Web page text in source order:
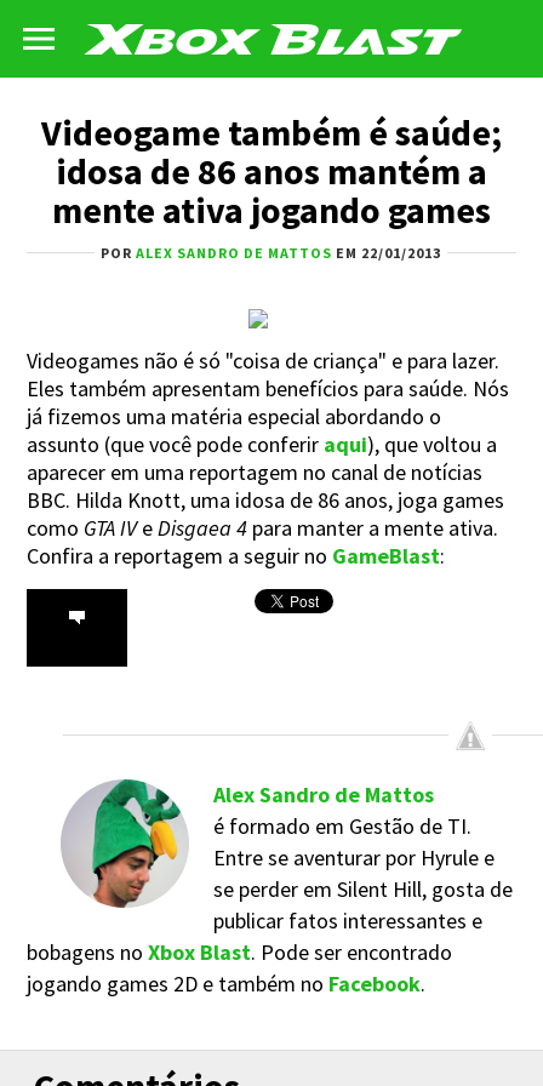
Videogame também é saúde;
idosa de 86 anos mantém a
mente ativa jogando games
PORALEX SANDRO DE MATTOS EM 22/01/2013
Videogames não é só "coisa de criança" e para lazer.
Eles também apresentam benefícios para saúde. Nós
já fizemos uma matéria especial abordando o
assunto (que você pode conferir aqui), que voltou a
aparecer em uma reportagem no canal de notícias
BBC. Hilda Knott, uma idosa de 86 anos, joga games
como GTA IVeDisgaea 4 para manter a mente ativa.
Confira a reportagem a seguir no GameBlast:
Alex Sandro de Mattos
é formado em Gestão de TI.
Entre se aventurar por Hyrule e
se perder em Silent Hill, gosta de
publicar fatos interessantes e
bobagens noXbox Blast. Pode ser encontrado
jogando games 2D e também no Facebook.